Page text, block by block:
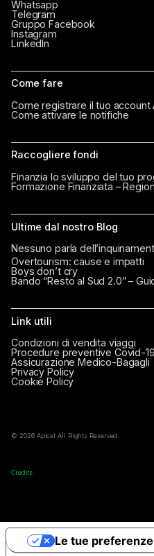
Whatsapp
Telegram
Gruppo Facebook
Instagram
LinkedIn
Come fare
Come registrare il tuo account
Come attivare le notifiche
Raccogliere fondi
Finanzia lo sviluppo del tuo
Formazione Finanziata –
Ultime dal nostro Blog
Nessuno parla
Overtourism: cause e impatti
Boys don’t cry
Bando “Resto al Sud 2.0” –
Link utili
Condizioni di vendita viaggi
Procedure preventive Covid-19
Assicurazione Medico-Bagagli
Privacy Policy
Cookie Policy
© 2026 Apical All Rights Reserved.
Credits
Le tue